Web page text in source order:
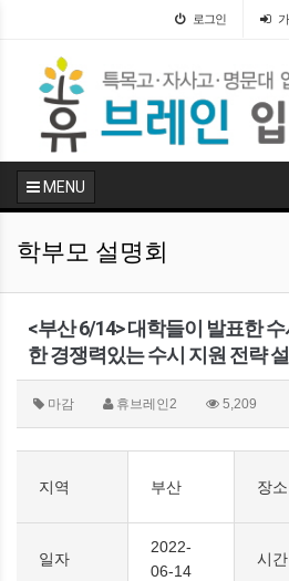
로그인
MENU
학부모 설명회
<부산 6/14> 대학들이 발표한
한 경쟁력있는 수시 지원 전략
마감 휴브레인2 5,209
지역 부산 장소
일자
2022-
06-14
시간